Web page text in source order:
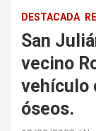
DESTACADA
San
vecino
vehículo
óseos.